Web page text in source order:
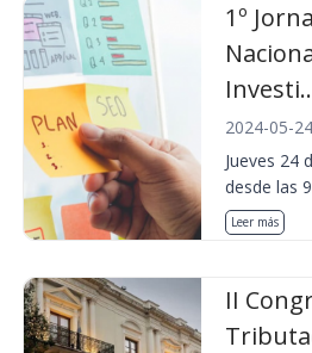
1º
2024-05-
Jueves 24
desde las
Leer más
II